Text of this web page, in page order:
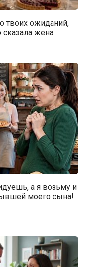
твоих ожиданий,
сказала жена
а я возьму и
моего сына!